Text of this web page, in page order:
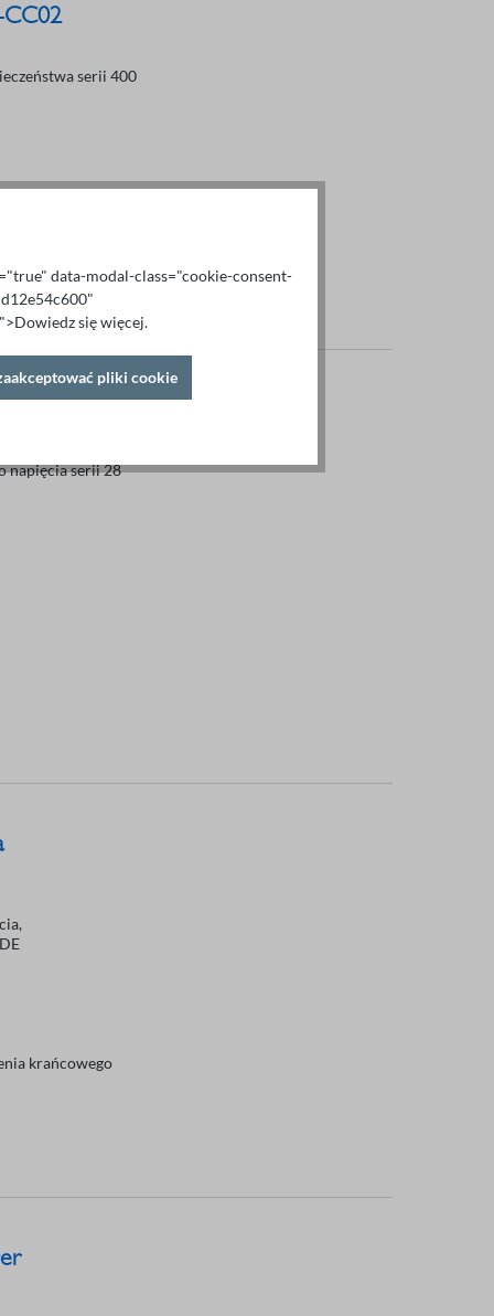
CC02
serii 400
napięcia serii 28
krańcowego
data-modal-class="cookie-consent-
się więcej.
pliki cookie